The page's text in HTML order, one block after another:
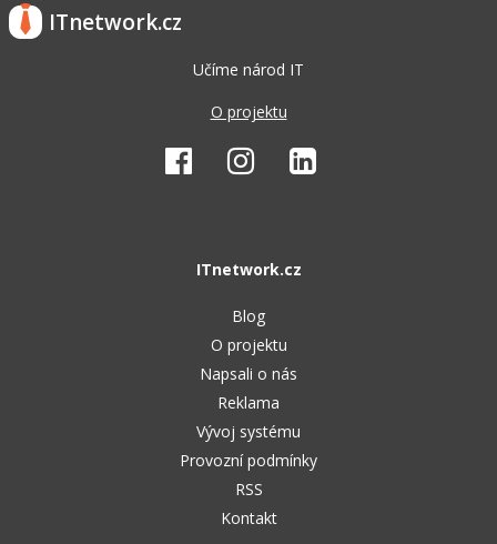
ITnetwork.cz
Učíme národ IT
O projektu
ITnetwork.cz
Blog
O projektu
Napsali o nás
Reklama
Vývoj systému
Provozní podmínky
RSS
Kontakt